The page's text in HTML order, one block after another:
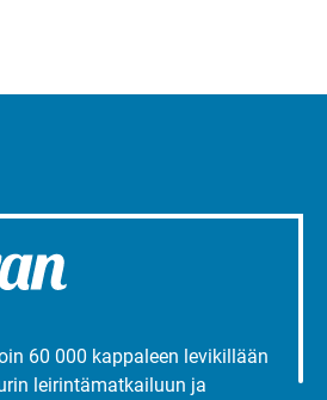
60 000 kappaleen levikillään
leirintämatkailuun ja